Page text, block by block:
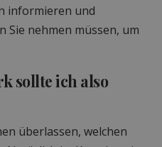
informieren und
Sie nehmen müssen, um
sollte ich also
überlassen, welchen